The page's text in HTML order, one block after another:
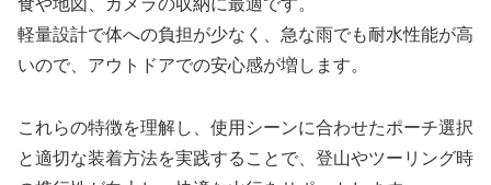
軽量設計で体への負担が少なく、急な雨でも耐水性能が高
いので、アウトドアでの安心感が増します。
これらの特徴を理解し、使用シーンに合わせたポーチ選択
と適切な装着方法を実践することで、登山やツーリング時